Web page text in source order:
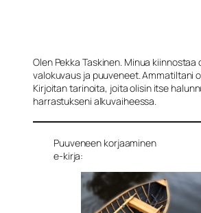
Olen Pekka Taskinen. Minua kiinnostaa
valokuvaus ja puuveneet. Ammatiltani
Kirjoitan tarinoita, joita olisin itse
harrastukseni alkuvaiheessa.
Puuveneen korjaaminen
e-kirja: